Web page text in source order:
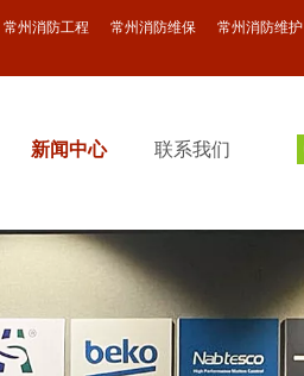
常州消防工程 常州消防维保 常州消防维护
新闻中心 联系我们